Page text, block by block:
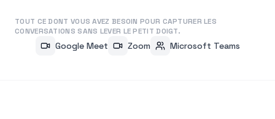
TOUT CE DONT VOUS AVEZ BESOIN POUR CAPTURER LES
CONVERSATIONS SANS LEVER LE PETIT DOIGT.
Google Meet Zoom Microsoft Teams